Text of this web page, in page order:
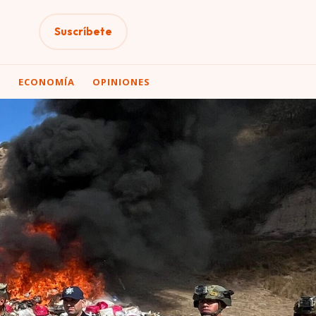
Suscríbete
ECONOMÍA OPINIONES